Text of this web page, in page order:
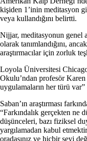
kişiden 1’inin meditasyon
veya kullandığını belirtti.
Nijjar, meditasyonun genel
olarak tanımlandığını,
araştırmacılar için zorluk
Loyola Üniversitesi
Okulu’ndan profesör
uygulamaların her türü var”
Saban’ın araştırması
“Farkındalık gerçekten ne
düşünceleri, bazı fiziksel
yargılamadan kabul
oradasınız ve hiçbir şeyi